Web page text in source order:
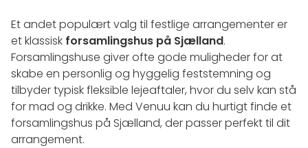
Et andet populært valg til festlige arrangementer er
et klassisk forsamlingshus på Sjælland.
Forsamlingshuse giver ofte gode muligheder for at
skabe en personlig og hyggelig feststemning og
tilbyder typisk fleksible lejeaftaler, hvor du selv kan stå
for mad og drikke. Med Venuu kan du hurtigt finde et
forsamlingshus på Sjælland, der passer perfekt til dit
arrangement.